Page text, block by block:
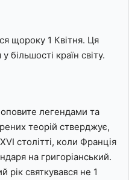
щороку 1 Квітня. Ця
більшості країн світу.
легендами та
теорій стверджує,
столітті, коли Франція
на григоріанський.
рік святкувався не 1